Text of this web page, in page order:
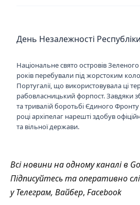
День Незалежності
Національне свято островів
років перебували під жорстоким
Португалії, що використовувала ці
рабовласницький форпост. Завдяки
та тривалій боротьбі Єдиного Фронту
році архіпелаг нарешті здобув
та вільної держави.
Всі новини на одному каналі в
Підписуйтесь та оперативно
уТелеграм, Вайбер, Facebook